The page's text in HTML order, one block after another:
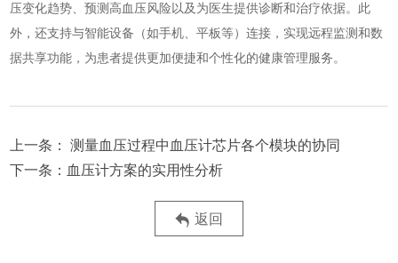
压变化趋势、预测高血压风险以及为医生提供诊断和治疗依据。此
外，还支持与智能设备（如手机、平板等）连接，实现远程监测和数
据共享功能，为患者提供更加便捷和个性化的健康管理服务。
测量血压过程中血压计芯片各个模块的协同
血压计方案的实用性分析
返回